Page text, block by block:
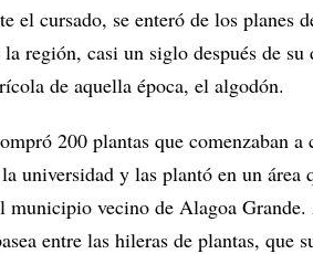
el cursado, se enteró de los planes
región, casi un siglo después de
de aquella época, el algodón.
200 plantas que comenzaban
universidad y las plantó en un área
municipio vecino de Alagoa
entre las hileras de plantas, que